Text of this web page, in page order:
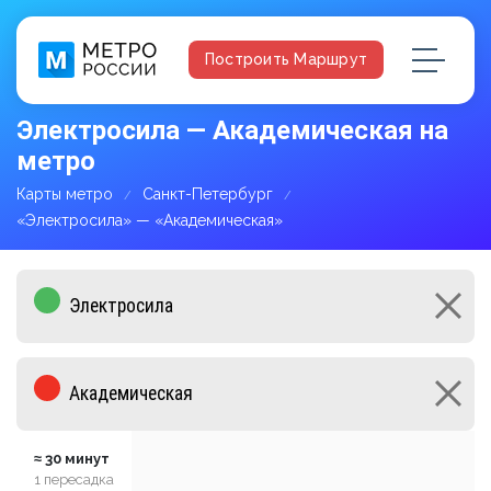
Построить Маршрут
Электросила — Академическая на
метро
Карты метро
Санкт-Петербург
«Электросила» — «Академическая»
≈ 30 минут
1 пересадка